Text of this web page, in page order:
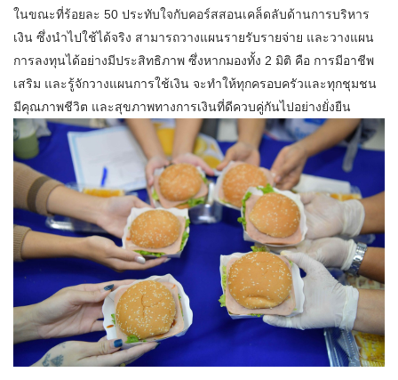
ในขณะที่ร้อยละ 50 ประทับใจกับคอร์สสอนเคล็ดลับด้านการบริหาร
เงิน ซึ่งนำไปใช้ได้จริง สามารถวางแผนรายรับรายจ่าย และวางแผน
การลงทุนได้อย่างมีประสิทธิภาพ ซึ่งหากมองทั้ง 2 มิติ คือ การมีอาชีพ
เสริม และรู้จักวางแผนการใช้เงิน จะทำให้ทุกครอบครัวและทุกชุมชน
มีคุณภาพชีวิต และสุขภาพทางการเงินที่ดีควบคู่กันไปอย่างยั่งยืน